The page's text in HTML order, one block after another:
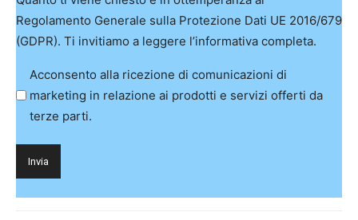
Regolamento Generale sulla Protezione Dati UE 2016/679
(GDPR). Ti invitiamo a leggere l’informativa completa.
Acconsento alla ricezione di comunicazioni di
marketing in relazione ai prodotti e servizi offerti da
terze parti.